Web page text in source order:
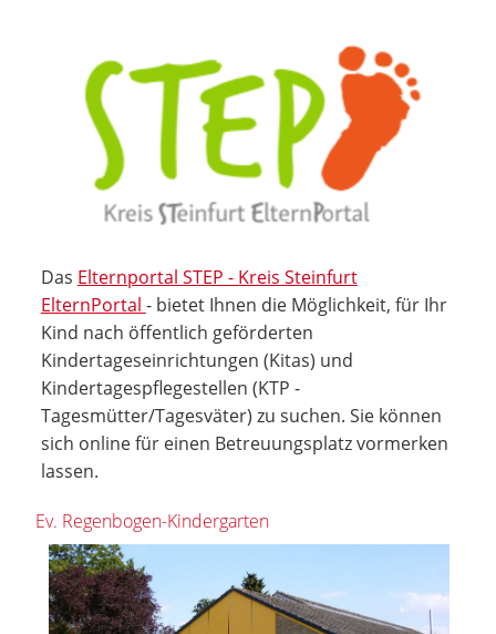
Das Elternportal STEP - Kreis Steinfurt
ElternPortal - bietet Ihnen die Möglichkeit, für Ihr
Kind nach öffentlich geförderten
Kindertageseinrichtungen (Kitas) und
Kindertagespflegestellen (KTP -
Tagesmütter/Tagesväter) zu suchen. Sie können
sich online für einen Betreuungsplatz vormerken
lassen.
Ev. Regenbogen-Kindergarten